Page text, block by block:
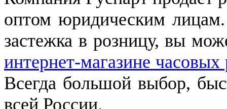
оптом юридическим
застежка в розницу, вы
интернет-магазине
Всегда большой выбор,
всей России.